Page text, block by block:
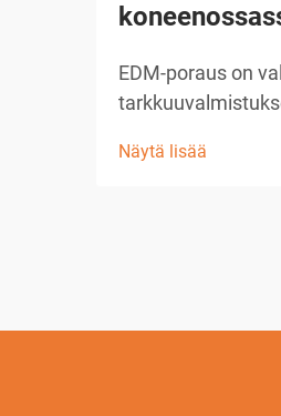
EDM-poraus on
monipuolisuutta
Näytä lisää